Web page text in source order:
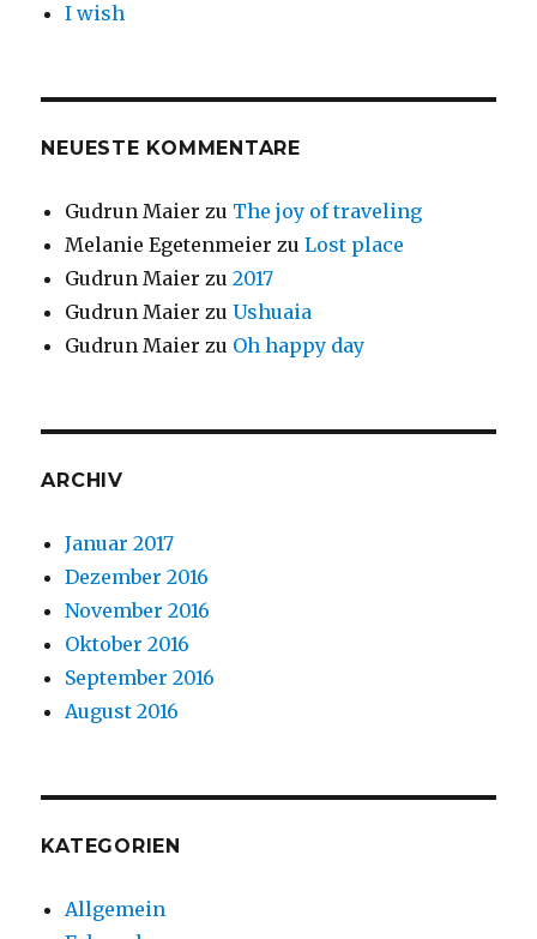
I wish
NEUESTE KOMMENTARE
Gudrun Maier zu The joy of traveling
Melanie Egetenmeier zuLost place
Gudrun Maier zu2017
Gudrun Maier zuUshuaia
Gudrun Maier zu Oh happy day
ARCHIV
Januar 2017
Dezember 2016
November 2016
Oktober 2016
September 2016
August 2016
KATEGORIEN
Allgemein